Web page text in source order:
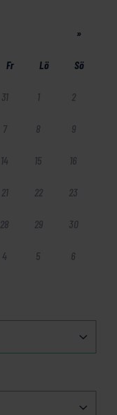
»
Fr Lö Sö
31 1 2
7 8 9
14 15 16
21 22 23
28 29 30
4 5 6